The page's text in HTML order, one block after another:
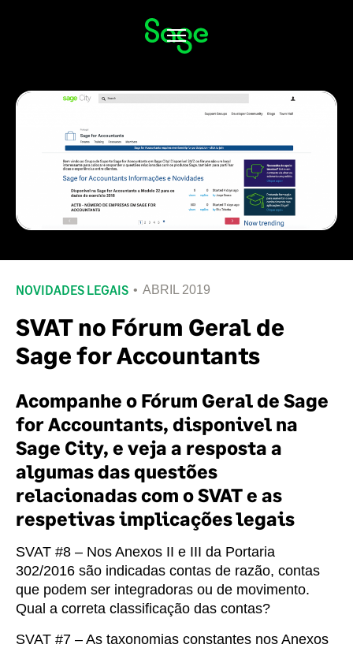
Alternar
navegação
NOVIDADES LEGAIS ABRIL 2019
SVAT no Fórum Geral de
Sage for Accountants
Acompanhe o Fórum Geral de Sage
for Accountants, disponivel na
Sage City, e veja a resposta a
algumas das questões
relacionadas com o SVAT e as
respetivas implicações legais
SVAT #8 – Nos Anexos II e III da Portaria
302/2016 são indicadas contas de razão, contas
que podem ser integradoras ou de movimento.
Qual a correta classificação das contas?
SVAT #7 – As taxonomias constantes nos Anexos